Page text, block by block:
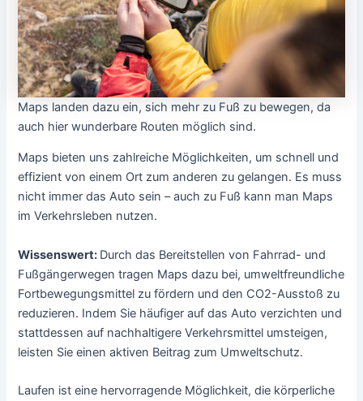
Maps landen dazu ein, sich mehr zu Fuß zu bewegen, da
auch hier wunderbare Routen möglich sind.
Maps bieten uns zahlreiche Möglichkeiten, um schnell und
effizient von einem Ort zum anderen zu gelangen. Es muss
nicht immer das Auto sein – auch zu Fuß kann man Maps
im Verkehrsleben nutzen.
Wissenswert: Durch das Bereitstellen von Fahrrad- und
Fußgängerwegen tragen Maps dazu bei, umweltfreundliche
Fortbewegungsmittel zu fördern und den CO2-Ausstoß zu
reduzieren. Indem Sie häufiger auf das Auto verzichten und
stattdessen auf nachhaltigere Verkehrsmittel umsteigen,
leisten Sie einen aktiven Beitrag zum Umweltschutz.
Laufen ist eine hervorragende Möglichkeit, die körperliche